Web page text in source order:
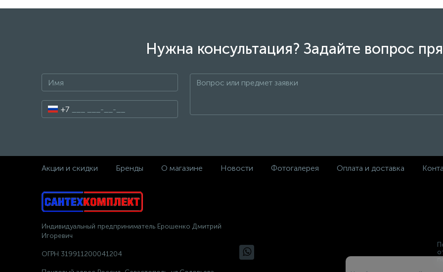
Нужна консультация? Задайте вопрос
+7
Акции и скидки Бренды О магазине Новости Фотогалерея Оплата и доставка
Индивидуальный предприниматель Ерошенко Дмитрий
Игоревич
ОГРН 319911200041204